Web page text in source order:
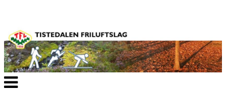
Veksle
navigasjon